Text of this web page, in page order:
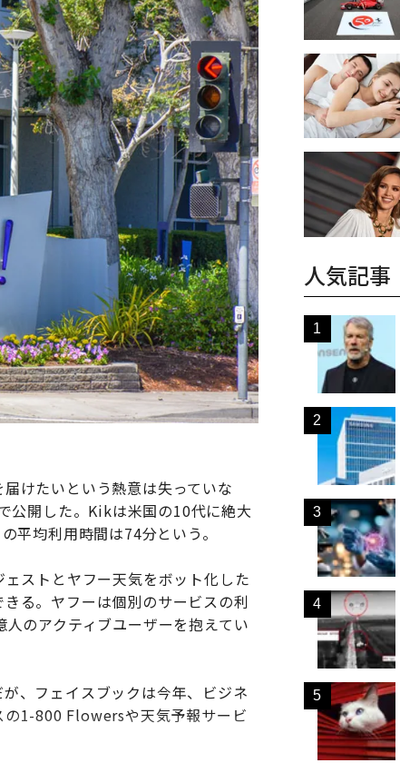
けたいという熱意は失っていな
公開した。Kikは米国の10代に絶大
平均利用時間は74分という。
ストとヤフー天気をボット化した
る。ヤフーは個別のサービスの利
のアクティブユーザーを抱えてい
、フェイスブックは今年、ビジネ
の1-800 Flowersや天気予報サービ
人気記事